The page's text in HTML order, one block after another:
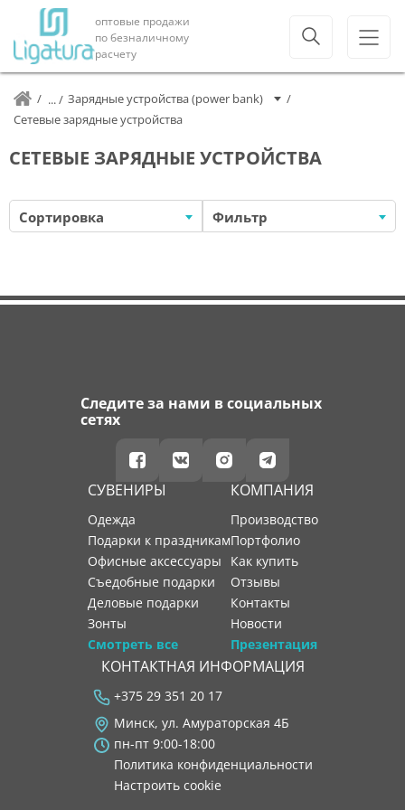
оптовые продажи
по безналичному
расчету
Зарядные устройства (power bank)
Сетевые зарядные устройства
СЕТЕВЫЕ ЗАРЯДНЫЕ УСТРОЙСТВА
Сортировка Фильтр
Следите за нами в социальных
сетях
СУВЕНИРЫ
Одежда
Подарки к праздникам
Офисные аксессуары
Съедобные подарки
Деловые подарки
Зонты
Смотреть все
КОМПАНИЯ
производство
портфолио
как купить
отзывы
контакты
новости
Презентация
КОНТАКТНАЯ ИНФОРМАЦИЯ
+375 29 351 20 17
Минск, ул. Амураторская 4Б
пн-пт 9:00-18:00
Политика конфиденциальности
Настроить cookie